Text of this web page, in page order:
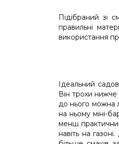
Підібраний зі
правильні
використання
Ідеальний
Він трохи
до нього можна
на ньому міні-
менш
навіть на